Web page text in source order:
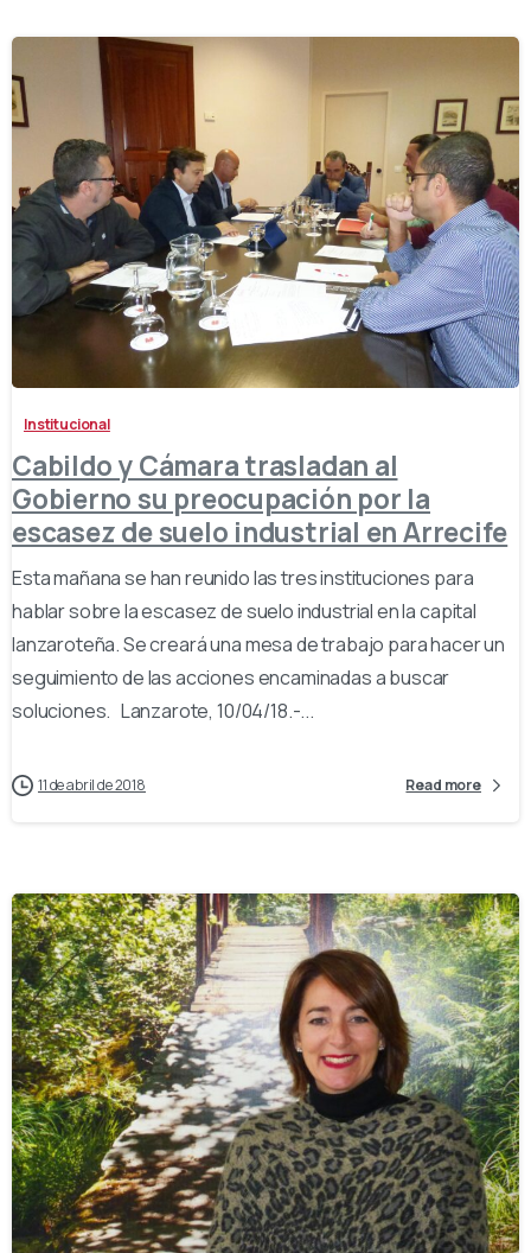
-
Institucional
Cabildo y Cámara trasladan al
Gobierno su preocupación por la
escasez de suelo industrial en Arrecife
Esta mañana se han reunido las tres instituciones para
hablar sobre la escasez de suelo industrial en la capital
lanzaroteña. Se creará una mesa de trabajo para hacer un
seguimiento de las acciones encaminadas a buscar
soluciones. Lanzarote, 10/04/18.-...
11 de abril de 2018 Read more
-